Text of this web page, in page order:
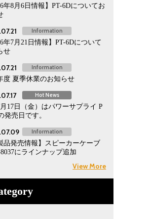
年8月6日情報】PT-6Dについてお
Information
年7月21日情報】PT-6Dについて
せ
Information
度 夏季休業のお知らせ
Hot News
17日（金）はパワーサプライ P
発売日です。
Information
品発売情報】スピーカーケーブ
にラインナップ追加
View More